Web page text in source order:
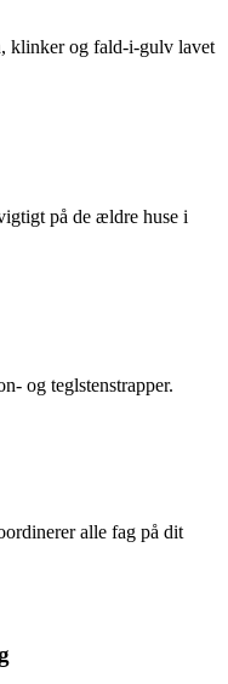
klinker og fald-i-gulv lavet
på de ældre huse i
og teglstenstrapper.
alle fag på dit